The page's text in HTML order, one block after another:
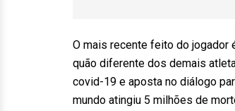
O mais recente feito do jogador
quão diferente dos demais
covid-19 e aposta no diálogo
mundo atingiu 5 milhões de